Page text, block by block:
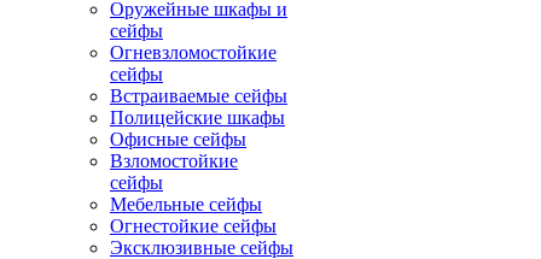
Оружейные шкафы и
сейфы
Огневзломостойкие
сейфы
Встраиваемые сейфы
Полицейские шкафы
Офисные сейфы
Взломостойкие
сейфы
Мебельные сейфы
Огнестойкие сейфы
Эксклюзивные сейфы